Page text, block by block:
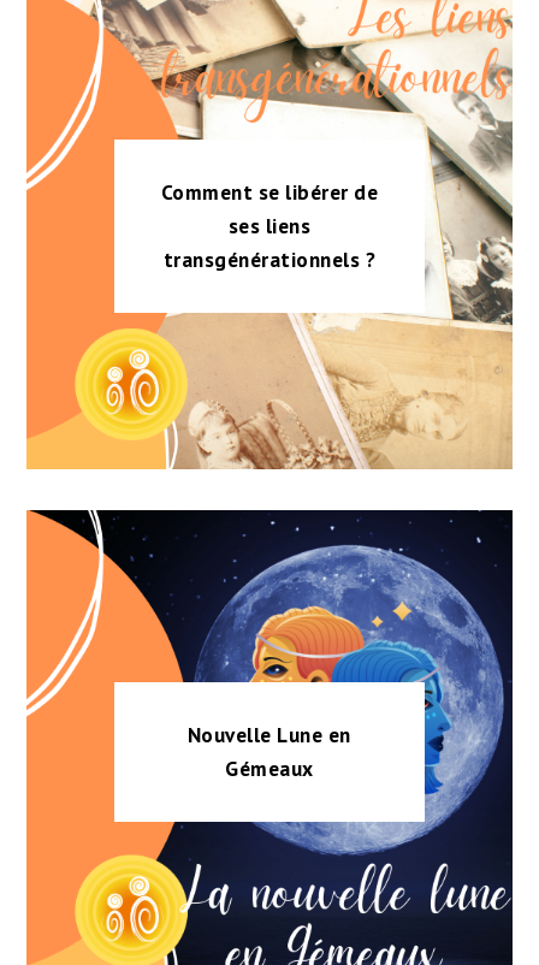
Comment se libérer de
ses liens
transgénérationnels ?
Nouvelle Lune en
Gémeaux